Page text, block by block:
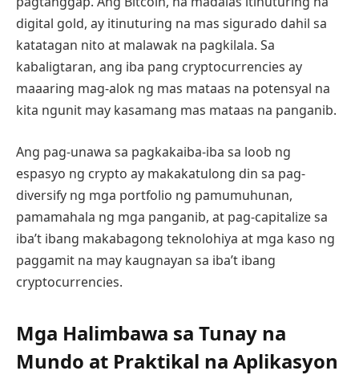
digital gold, ay itinuturing na mas sigurado dahil sa
katatagan nito at malawak na pagkilala. Sa
kabaligtaran, ang iba pang cryptocurrencies ay
maaaring mag-alok ng mas mataas na potensyal na
kita ngunit may kasamang mas mataas na panganib.
Ang pag-unawa sa pagkakaiba-iba sa loob ng
espasyo ng crypto ay makakatulong din sa pag-
diversify ng mga portfolio ng pamumuhunan,
pamamahala ng mga panganib, at pag-capitalize sa
iba’t ibang makabagong teknolohiya at mga kaso ng
paggamit na may kaugnayan sa iba’t ibang
cryptocurrencies.
Mga Halimbawa sa Tunay na
Mundo at Praktikal na Aplikasyon